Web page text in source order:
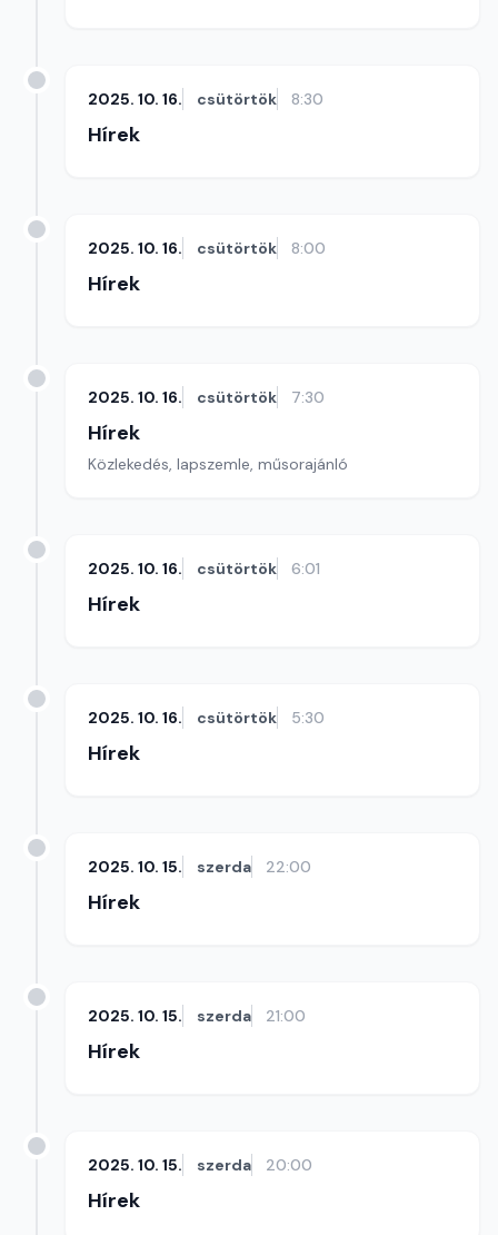
2025. 10. 16. csütörtök 8:30
Hírek
2025. 10. 16. csütörtök 8:00
Hírek
2025. 10. 16. csütörtök 7:30
Hírek
Közlekedés, lapszemle, műsorajánló
2025. 10. 16. csütörtök 6:01
Hírek
2025. 10. 16. csütörtök 5:30
Hírek
2025. 10. 15. szerda 22:00
Hírek
2025. 10. 15. szerda 21:00
Hírek
2025. 10. 15. szerda 20:00
Hírek